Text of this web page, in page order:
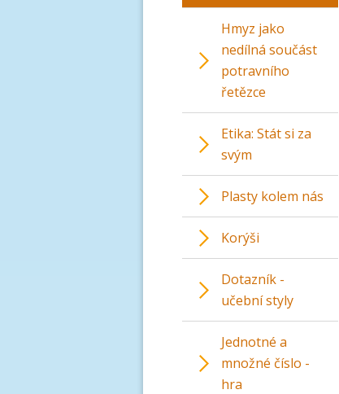
Hmyz jako
nedílná součást
potravního
řetězce
Etika: Stát si za
svým
Plasty kolem nás
Korýši
Dotazník -
učební styly
Jednotné a
množné číslo -
hra